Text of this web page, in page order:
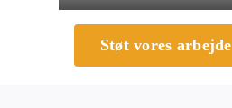
Støt vores arbejde